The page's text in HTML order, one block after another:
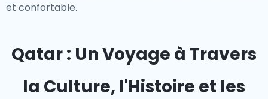
et confortable.
Qatar : Un Voyage à Travers
la Culture, l'Histoire et les